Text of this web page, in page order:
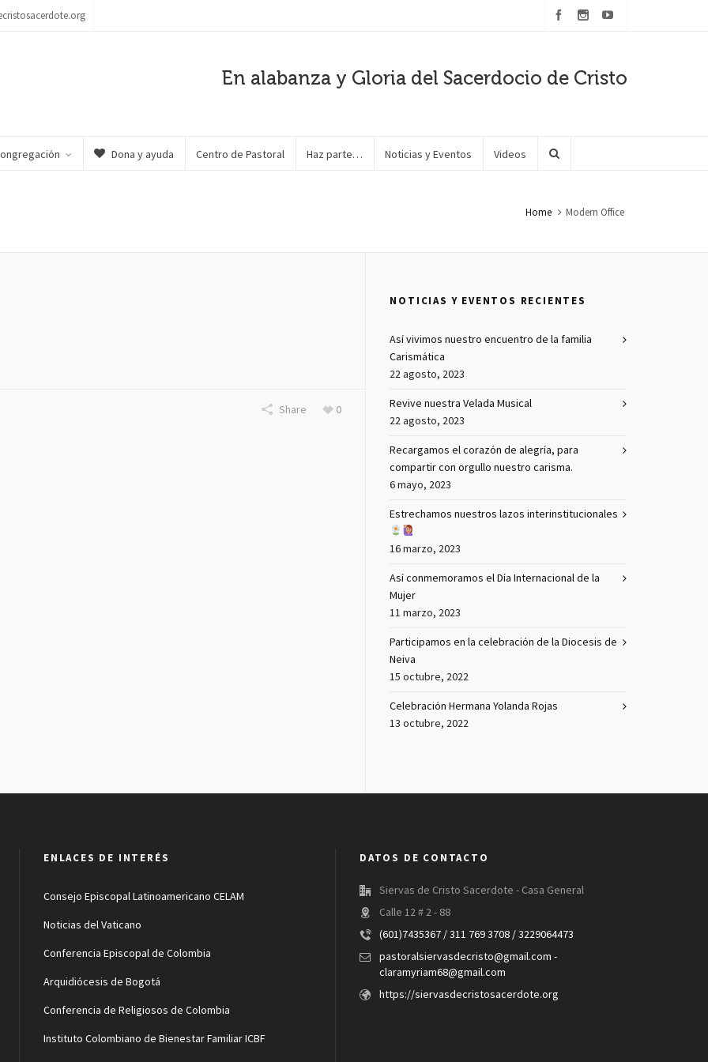
En alabanza y Gloria del Sacerdocio de Cristo
Dona y ayuda Centro de Pastoral Haz parte… Noticias y Eventos Videos
Home Modern Office
Share 0
NOTICIAS Y EVENTOS RECIENTES
Así vivimos nuestro encuentro de la familia
Carismática
22 agosto, 2023
Revive nuestra Velada Musical
22 agosto, 2023
Recargamos el corazón de alegría, para
compartir con orgullo nuestro carisma.
6 mayo, 2023
Estrechamos nuestros lazos interinstitucionales
16 marzo, 2023
Así conmemoramos el Día Internacional de la
Mujer
11 marzo, 2023
Participamos en la celebración de la Diocesis de
Neiva
15 octubre, 2022
Celebración Hermana Yolanda Rojas
13 octubre, 2022
ENLACES DE INTERÉS
Consejo Episcopal Latinoamericano CELAM
Noticias del Vaticano
Conferencia Episcopal de Colombia
Arquidiócesis de Bogotá
Conferencia de Religiosos de Colombia
Instituto Colombiano de Bienestar Familiar ICBF
DATOS DE CONTACTO
Siervas de Cristo Sacerdote - Casa General
Calle 12 # 2 - 88
(601)7435367 / 311 769 3708 / 3229064473
pastoralsiervasdecristo@gmail.com -
claramyriam68@gmail.com
https://siervasdecristosacerdote.org